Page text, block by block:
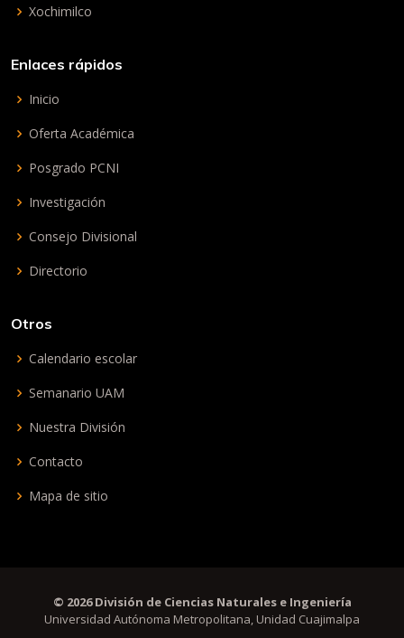
Xochimilco
Enlaces rápidos
Inicio
Oferta Académica
Posgrado PCNI
Investigación
Consejo Divisional
Directorio
Otros
Calendario escolar
Semanario UAM
Nuestra División
Contacto
Mapa de sitio
© 2026 División de Ciencias Naturales e Ingeniería
Universidad Autónoma Metropolitana, Unidad Cuajimalpa